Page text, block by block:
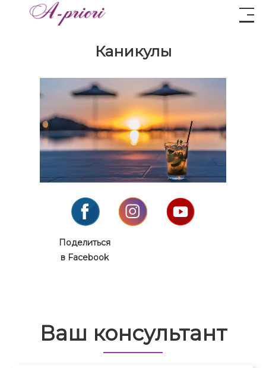
Каникулы
Поделиться
в Facebook
Ваш консультант